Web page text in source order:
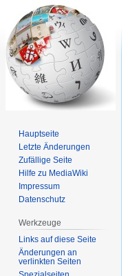
Hauptseite
Letzte Änderungen
Zufällige Seite
Hilfe zu MediaWiki
Impressum
Datenschutz
Werkzeuge
Links auf diese Seite
Änderungen an
verlinkten Seiten